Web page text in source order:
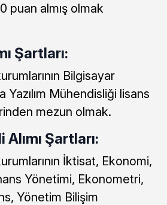
puan almış olmak
Şartları:
Bilgisayar
Mühendisliği lisans
mezun olmak.
Şartları:
İktisat, Ekonomi,
Yönetimi, Ekonometri,
Yönetim Bilişim